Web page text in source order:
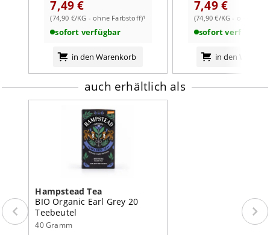
Minuten) am besten mit einem Schuss (Pflanzen)Milch!
Einen Teelöffel Blätter je Tasse. Mit frisch gekochtem
Wasser aufgiessen und bis zu 3 Minuten ziehen lassen.
Zitrone harmoniert sehr gut mit dem enthaltenen
weiterlesen auf der Markenseite von Hampstead Tea
7,49 €
(74,90 €/KG - ohne Farbstoff)¹
sofort verfügbar
in den Warenkorb
7,49 €
(74,90 €/KG - ohne
sofort verfügbar
in den
auch erhältlich als
Hampstead Tea
BIO Organic Earl Grey 20
Teebeutel
40 Gramm